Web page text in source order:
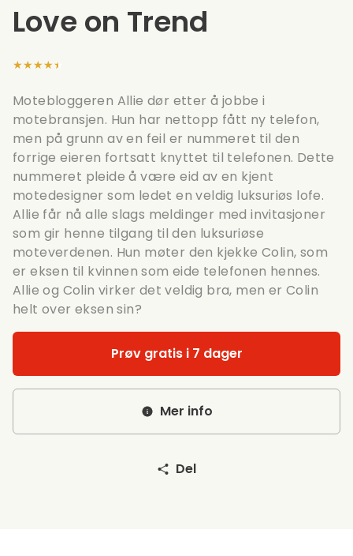
Love on Trend
★★★★★
Motebloggeren Allie dør etter å jobbe i
motebransjen. Hun har nettopp fått ny telefon,
men på grunn av en feil er nummeret til den
forrige eieren fortsatt knyttet til telefonen. Dette
nummeret pleide å være eid av en kjent
motedesigner som ledet en veldig luksuriøs lofe.
Allie får nå alle slags meldinger med invitasjoner
som gir henne tilgang til den luksuriøse
moteverdenen. Hun møter den kjekke Colin, som
er eksen til kvinnen som eide telefonen hennes.
Allie og Colin virker det veldig bra, men er Colin
helt over eksen sin?
Prøv gratis i 7 dager
Mer info
Del